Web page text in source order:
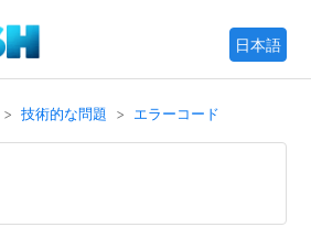
日本語
技術的な問題 エラーコード